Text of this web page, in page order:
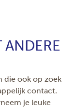
ANDERE
die ook op zoek
contact.
je leuke